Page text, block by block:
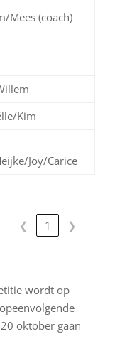
Mees (coach)
Kim
Joy/Carice
❮ 1 ❯
wordt op
oktober gaan